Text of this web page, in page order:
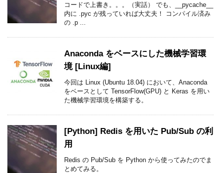
コードで上書き。。。（実話） でも、__pycache__
内に .pyc が残っていれば大丈夫！ コンパイル済み
の .p ...
Anaconda をベースにした機械学習環
境 [Linux編]
今回は Linux (Ubuntu 18.04) において、Anaconda
をベースとして TensorFlow(GPU) と Keras を用い
た機械学習環境を構築する。
[Python] Redis を用いた Pub/Sub の利
用
Redis の Pub/Sub を Python から使ってみたのでま
とめてみる。